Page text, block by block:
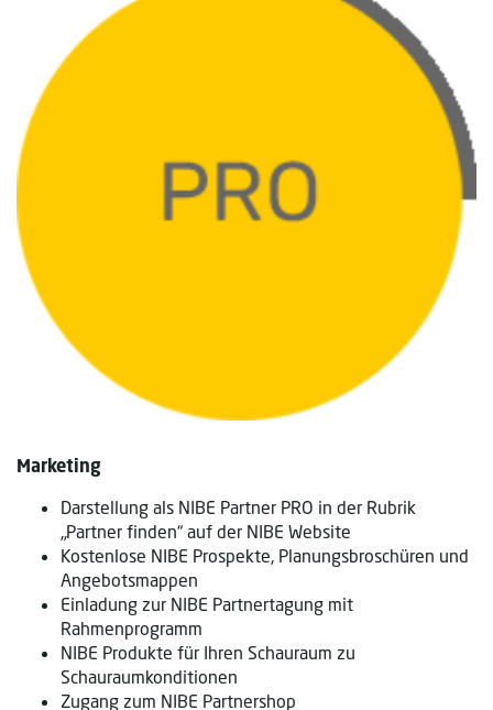
Marketing
Darstellung als NIBE Partner PRO in der Rubrik
„Partner finden“ auf der NIBE Website
Kostenlose NIBE Prospekte, Planungsbroschüren und
Angebotsmappen
Einladung zur NIBE Partnertagung mit
Rahmenprogramm
NIBE Produkte für Ihren Schauraum zu
Schauraumkonditionen
Zugang zum NIBE Partnershop